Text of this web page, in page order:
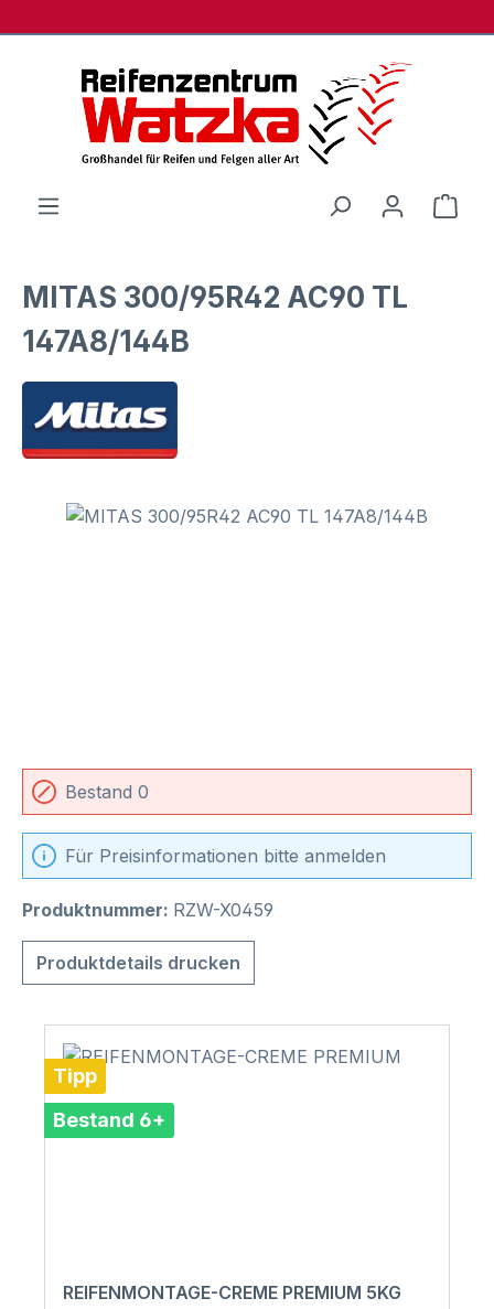
MITAS 300/95R42 AC90 TL
147A8/144B
Bildergalerie überspringen
Bestand 0
Für Preisinformationen bitte anmelden
Produktnummer: RZW-X0459
Produktdetails drucken
Tipp
Bestand 6+
REIFENMONTAGE-CREME PREMIUM 5KG